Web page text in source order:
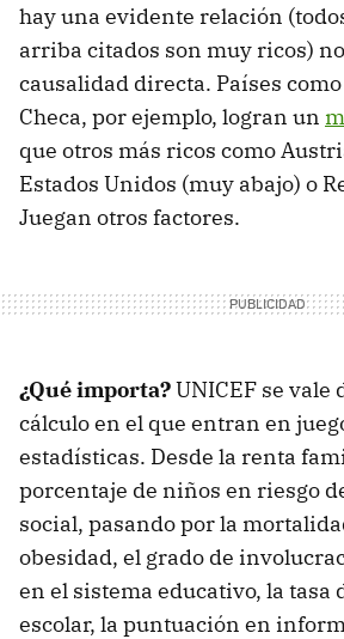
hay una evidente relación
arriba citados son muy ricos)
causalidad directa. Países
Checa, por ejemplo, logran un
que otros más ricos como
Estados Unidos (muy abajo) o
Juegan otros factores.
¿Qué importa?UNICEF se vale
cálculo en el que entran en
estadísticas. Desde la renta
porcentaje de niños en riesgo
social, pasando por la
obesidad, el grado de
en el sistema educativo, la tasa
escolar, la puntuación en